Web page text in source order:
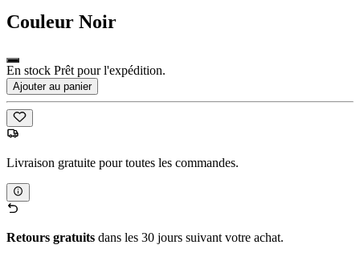
Couleur Noir
En stock Prêt pour l'expédition.
Ajouter au panier
Livraison gratuite pour toutes les commandes.
Retours gratuits dans les 30 jours suivant votre achat.